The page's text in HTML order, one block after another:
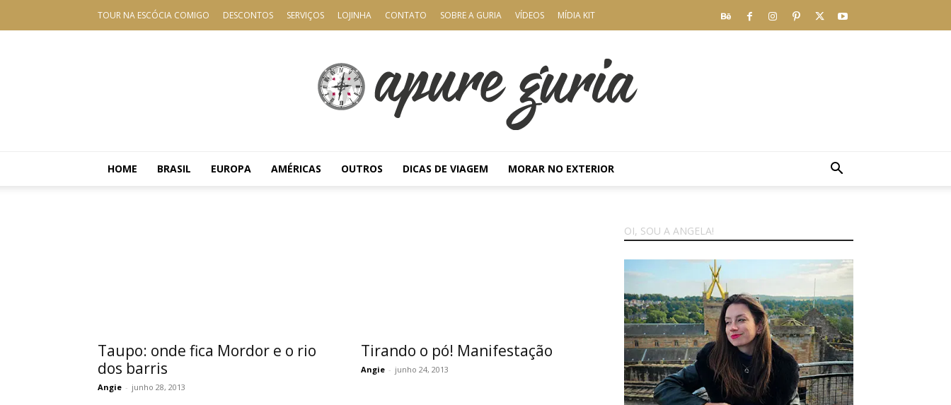
TOUR NA ESCÓCIA COMIGO DESCONTOS SERVIÇOS LOJINHA CONTATO SOBRE A GURIA VÍDEOS MÍDIA KIT
HOME BRASIL EUROPA AMÉRICAS OUTROS DICAS DE VIAGEM MORAR NO EXTERIOR
Taupo: onde fica Mordor e o rio
dos barris
Angie - junho 28, 2013
Tirando o pó! Manifestação
Angie - junho 24, 2013
OI, SOU A ANGELA!